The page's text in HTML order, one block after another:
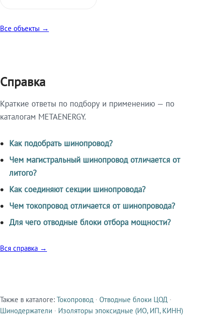
Все объекты →
Справка
Краткие ответы по подбору и применению — по
каталогам METAENERGY.
Как подобрать шинопровод?
Чем магистральный шинопровод отличается от
литого?
Как соединяют секции шинопровода?
Чем токопровод отличается от шинопровода?
Для чего отводные блоки отбора мощности?
Вся справка →
Смежные продукты
Также в каталоге: Токопровод · Отводные блоки ЦОД ·
Шинодержатели · Изоляторы эпоксидные (ИО, ИП, КИНН)